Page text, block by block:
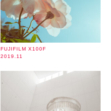
FUJIFILM X100F
2019.11